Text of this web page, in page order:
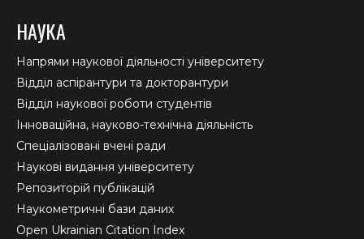
НАУКА
Напрями наукової діяльності університету
Відділ аспірантури та докторантури
Відділ наукової роботи студентів
Інноваційна, науково-технічна діяльність
Спеціалізовані вчені ради
Наукові видання університету
Репозиторій публікацій
Наукометричні бази даних
Open Ukrainian Citation Index